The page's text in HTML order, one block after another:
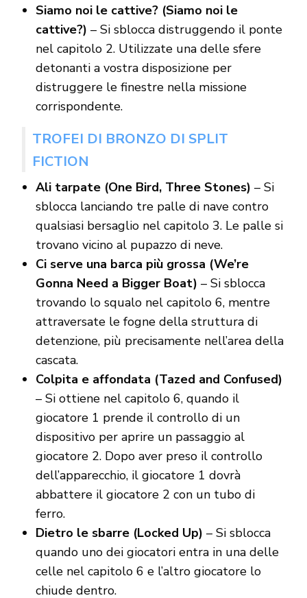
Siamo noi le cattive? (Siamo noi le
cattive?) – Si sblocca distruggendo il ponte
nel capitolo 2. Utilizzate una delle sfere
detonanti a vostra disposizione per
distruggere le finestre nella missione
corrispondente.
TROFEI DI BRONZO DI SPLIT
FICTION
Ali tarpate (One Bird, Three Stones) – Si
sblocca lanciando tre palle di nave contro
qualsiasi bersaglio nel capitolo 3. Le palle si
trovano vicino al pupazzo di neve.
Ci serve una barca più grossa (We’re
Gonna Need a Bigger Boat) – Si sblocca
trovando lo squalo nel capitolo 6, mentre
attraversate le fogne della struttura di
detenzione, più precisamente nell’area della
cascata.
Colpita e affondata (Tazed and Confused)
– Si ottiene nel capitolo 6, quando il
giocatore 1 prende il controllo di un
dispositivo per aprire un passaggio al
giocatore 2. Dopo aver preso il controllo
dell’apparecchio, il giocatore 1 dovrà
abbattere il giocatore 2 con un tubo di
ferro.
Dietro le sbarre (Locked Up) – Si sblocca
quando uno dei giocatori entra in una delle
celle nel capitolo 6 e l’altro giocatore lo
chiude dentro.